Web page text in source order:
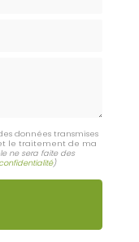
données transmises
le traitement de ma
ne sera faite des
)